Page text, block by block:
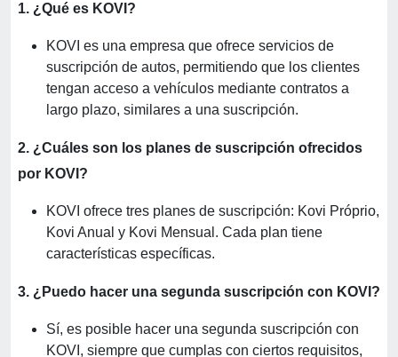
1. ¿Qué es KOVI?
KOVI es una empresa que ofrece servicios de
suscripción de autos, permitiendo que los clientes
tengan acceso a vehículos mediante contratos a
largo plazo, similares a una suscripción.
2. ¿Cuáles son los planes de suscripción ofrecidos
por KOVI?
KOVI ofrece tres planes de suscripción: Kovi Próprio,
Kovi Anual y Kovi Mensual. Cada plan tiene
características específicas.
3. ¿Puedo hacer una segunda suscripción con KOVI?
Sí, es posible hacer una segunda suscripción con
KOVI, siempre que cumplas con ciertos requisitos,